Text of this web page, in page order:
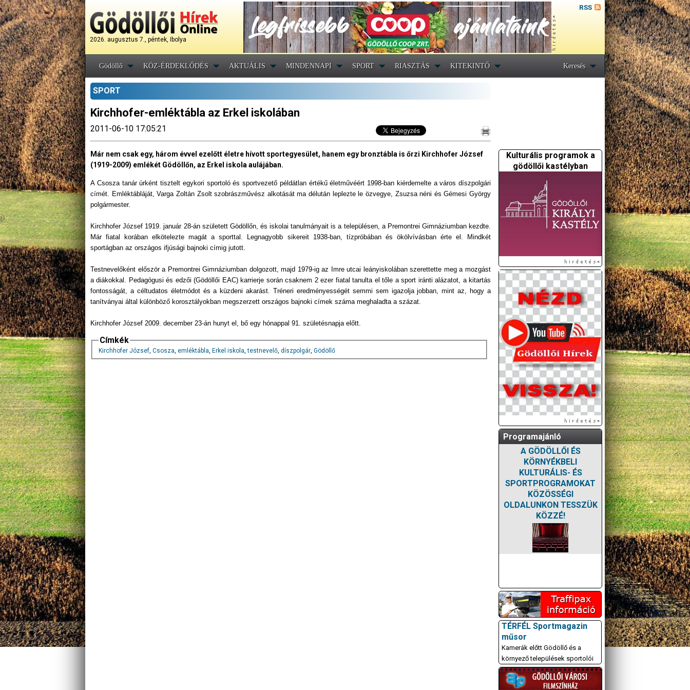
2026. augusztus 7., péntek, Ibolya
RSS
Gödöllő KÖZ-ÉRDEKLŐDÉS AKTUÁLIS MINDENNAPI SPORT RIASZTÁS KITEKINTŐ Keresés
SPORT
Kirchhofer-emléktábla az Erkel iskolában
2011-06-10 17:05:21
Már nem csak egy, három évvel ezelőtt életre hívott sportegyesület, hanem egy bronztábla is őrzi Kirchhofer József
(1919-2009) emlékét Gödöllőn, az Erkel iskola aulájában.
A Csosza tanár úrként tisztelt egykori sportoló és sportvezető példátlan értékű életművéért 1998-ban kiérdemelte a város díszpolgári
címét. Emléktábláját, Varga Zoltán Zsolt szobrászművész alkotását ma délután leplezte le özvegye, Zsuzsa néni és Gémesi György
polgármester.
Kirchhofer József 1919. január 28-án született Gödöllőn, és iskolai tanulmányait is a településen, a Premontrei Gimnáziumban kezdte.
Már fiatal korában elkötelezte magát a sporttal. Legnagyobb sikereit 1938-ban, tízpróbában és ökölvívásban érte el. Mindkét
sportágban az országos ifjúsági bajnoki címig jutott.
Testnevelőként először a Premontrei Gimnáziumban dolgozott, majd 1979-ig az Imre utcai leányiskolában szerettette meg a mozgást
a diákokkal. Pedagógusi és edzői (Gödöllői EAC) karrierje során csaknem 2 ezer fiatal tanulta el tőle a sport iránti alázatot, a kitartás
fontosságát, a céltudatos életmódot és a küzdeni akarást. Tréneri eredményességét semmi sem igazolja jobban, mint az, hogy a
tanítványai által különböző korosztályokban megszerzett országos bajnoki címek száma meghaladta a százat.
Kirchhofer József 2009. december 23-án hunyt el, bő egy hónappal 91. születésnapja előtt.
Címkék
Kirchhofer József, Csosza, emléktábla, Erkel iskola,testnevelő, díszpolgár, Gödöllő
Kulturális programok a
gödöllői kastélyban
Programajánló
A GÖDÖLLŐI ÉS
KÖRNYÉKBELI
KULTURÁLIS- ÉS
SPORTPROGRAMOKAT
KÖZÖSSÉGI
OLDALUNKON TESSZÜK
KÖZZÉ!
TÉRFÉL Sportmagazin
műsor
Kamerák előtt Gödöllő és a
környező települések sportolói